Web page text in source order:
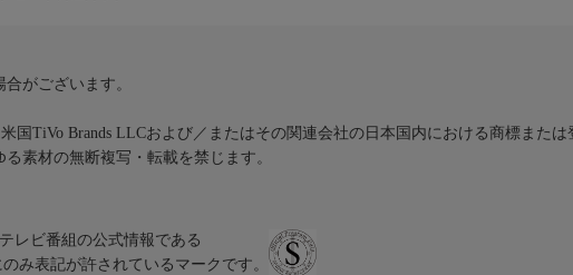
がございます。
国TiVo Brands LLCおよび／またはその関連会社の日本国内における商標または
素材の無断複写・転載を禁じます。
レビ番組の公式情報である
み表記が許されているマークです。